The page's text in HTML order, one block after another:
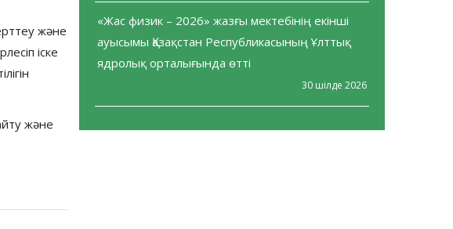
және
іске
және
«Жас физик – 2026» жазғы мектебінің екінші
ауысымы Қазақстан Республикасының Ұлттық
ядролық орталығында өтті
30 шілде 2026